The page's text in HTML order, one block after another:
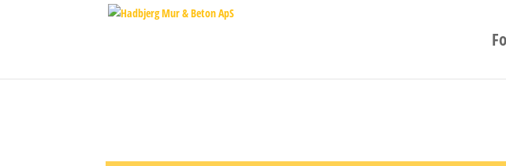
jQuery(function ($) { $( document ).ready(function() { $(“.button-ga”).on(“click”, function(e){ var id =